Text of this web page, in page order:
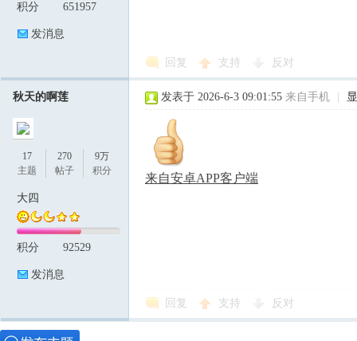
积分 651957
发消息
回复 支持 反对
秋天的啊莲
17
主题
270
帖子
9万
积分
大四
积分 92529
发消息
发表于 2026-6-3 09:01:55 来自手机
来自安卓APP客户端
回复 支持 反对